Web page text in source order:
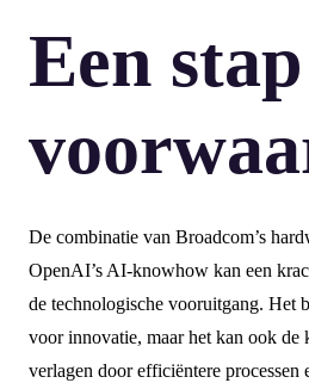
Een stap
De combinatie van Broadcom’s
OpenAI’s AI-knowhow kan een
de technologische vooruitgang. Het
voor innovatie, maar het kan ook de
verlagen door efficiëntere processen